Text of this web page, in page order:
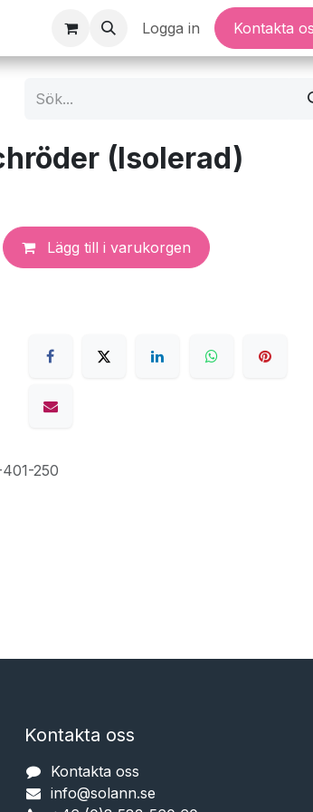
Logga in Kontakta
(Isolerad)
Lägg till i varukorgen
250
Kontakta oss
Kontakta oss
info@solann.se​​​​​​